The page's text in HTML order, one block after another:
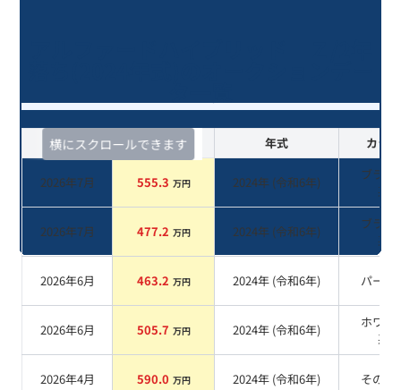
横にスクロールできます
査定時期 セルカ実績 年式 カラー
2026年7月 555.3 万円 2024年 (令和6年)
ブラッ
系
2026年7月 477.2 万円 2024年 (令和6年)
ブラウ
系
2026年6月 463.2 万円 2024年 (令和6年) パール
2026年6月 505.7 万円 2024年 (令和6年)
ホワイ
系
2026年4月 590.0 万円 2024年 (令和6年) その他